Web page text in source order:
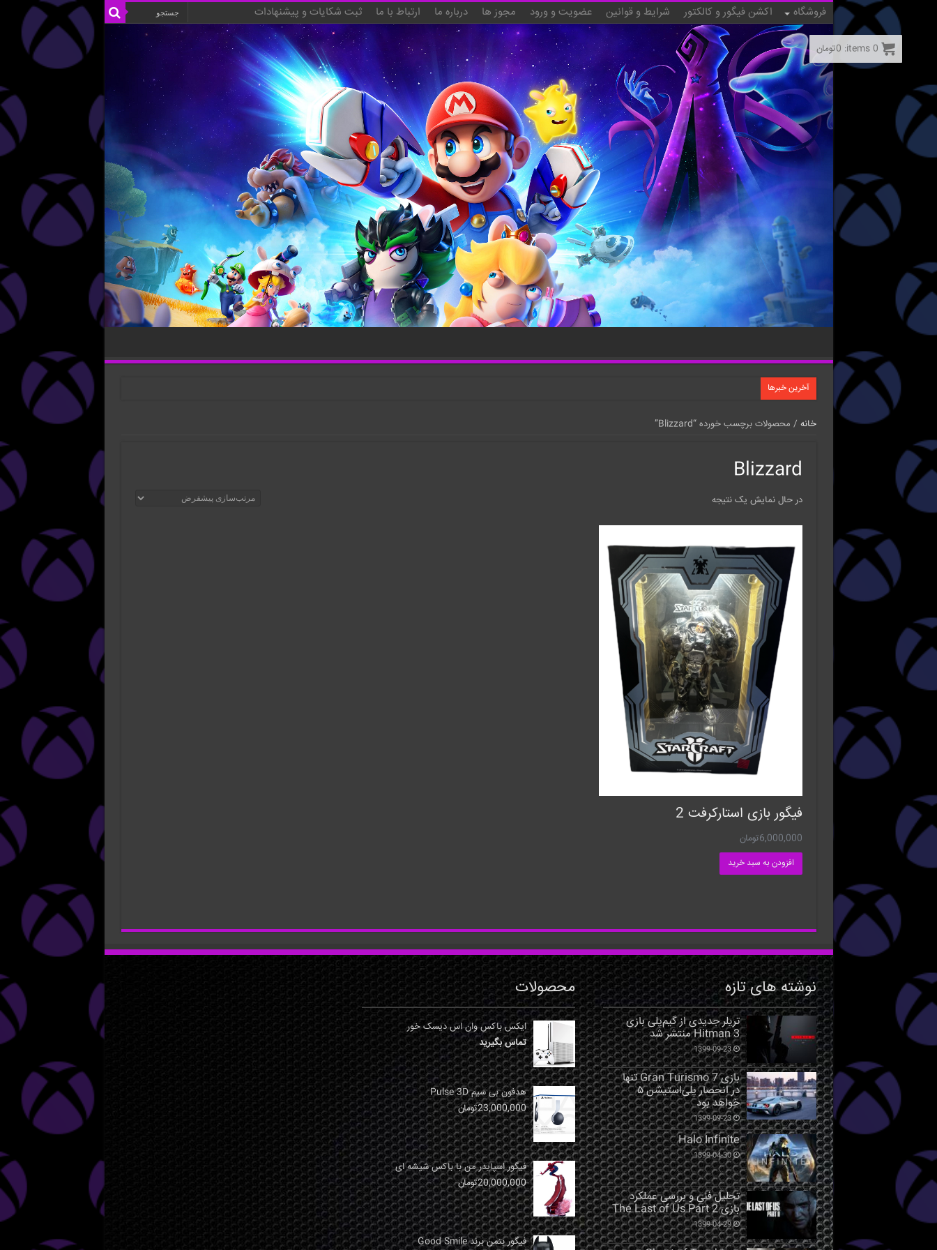
فروشگاه اکشن فیگور و کالکتور شرایط و قوانین عضویت و ورود مجوز ها درباره ما ارتباط با ما ثبت شکایات و پیشنهادات
آخرین خبرها
خانه / محصولات برچسب خورده “Blizzard”
Blizzard
در حال نمایش یک نتیجه
فیگور بازی استارکرفت 2
6,000,000تومان
افزودن به سبد خرید
نوشته های تازه
تریلر جدیدی از گیم‌پلی بازی
Hitman 3 منتشر شد
1399-09-23
بازی Gran Turismo 7 تنها
در انحصار پلی‌استیشن ۵
خواهد بود
1399-09-23
Halo Infinite
1399-04-30
تحلیل فنی و بررسی عملکرد
بازی The Last of Us Part 2
1399-04-29
محصولات
ایکس باکس وان اس دیسک خور
تماس بگیرید
هدفون بی سیم Pulse 3D
23,000,000تومان
فیگور اسپایدر من با باکس شیشه ای
20,000,000تومان
فیگور بتمن برند Good Smile
0
items:
0تومان